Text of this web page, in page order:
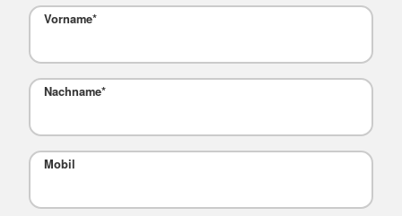
Vorname*
Nachname*
Mobil